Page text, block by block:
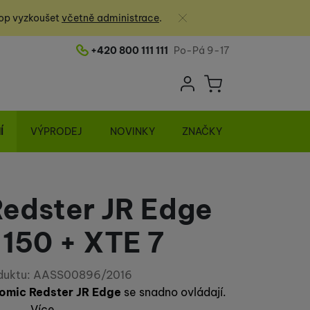
vyzkoušet včetně administrace.
Zavřít
Telefonní číslo
+420 800 111 111 Po-Pá 9-17
Uživatelská
Přihlásit se
Košík
VÝPRODEJ NOVINKY ZNAČKY
JR Edge
+ XTE 7
AASS00896/2016
Redster JR Edge se snadno ovládají.